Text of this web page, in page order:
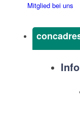
Mitglied bei uns